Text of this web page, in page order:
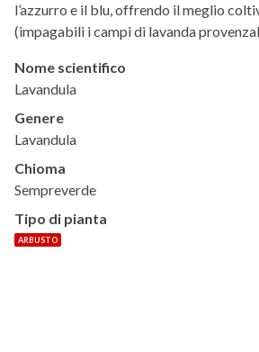
l’azzurro e il blu, offrendo il meglio
(impagabili i campi di lavanda
Nome scientifico
Lavandula
Genere
Lavandula
Chioma
Sempreverde
Tipo di pianta
ARBUSTO